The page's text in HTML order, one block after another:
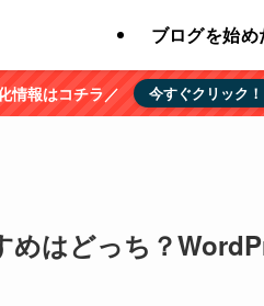
ブログを始め
情報はコチラ／ 今すぐクリック！
めはどっち？